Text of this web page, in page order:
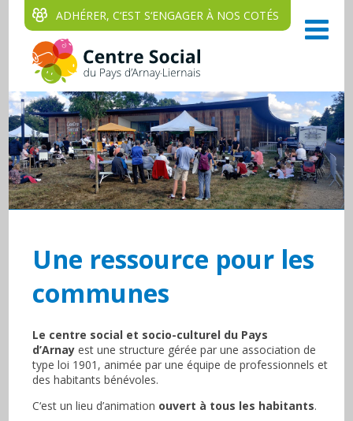
ADHÉRER, C‘EST S‘ENGAGER À NOS COTÉS
Une ressource pour les
communes
Le centre social et socio-culturel du Pays
d’Arnay est une structure gérée par une association de
type loi 1901, animée par une équipe de professionnels et
des habitants bénévoles.
C‘est un lieu d’animation ouvert à tous les habitants.